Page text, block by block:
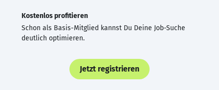
Kostenlos profitieren
Schon als Basis-Mitglied kannst Du Deine Job-Suche
deutlich optimieren.
Jetzt registrieren